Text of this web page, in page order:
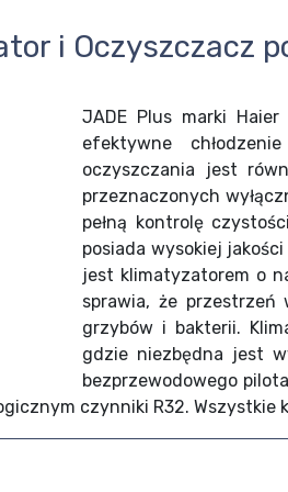
i Oczyszczacz
JADE Plus marki
efektywne
oczyszczania jest
przeznaczonych
pełną kontrolę
posiada wysokiej
jest klimatyzatorem o
sprawia, że przestrzeń
grzybów i bakterii.
gdzie niezbędna jest
bezprzewodowego
czynniki R32.